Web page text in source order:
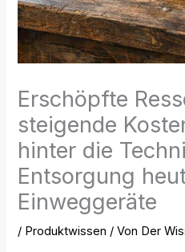
Erschöpfte
steigende
hinter die
Entsorgung
Einweggeräte
/ Produktwissen / Von Der